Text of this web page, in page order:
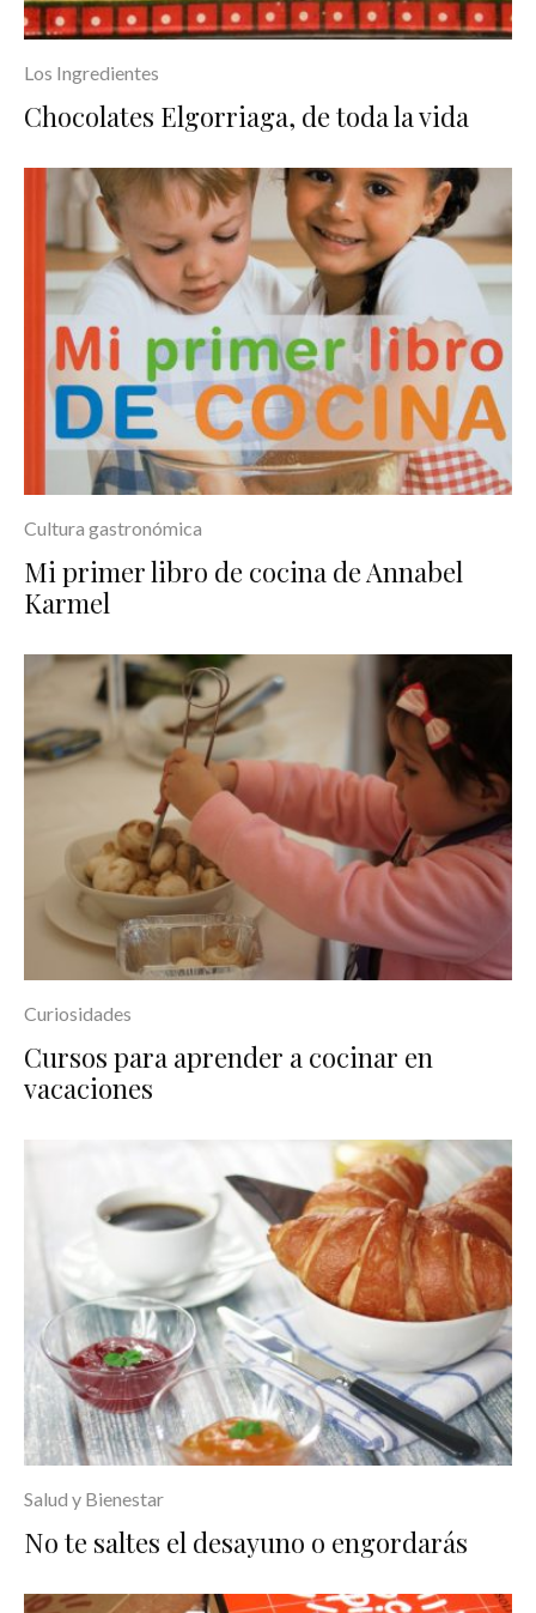
Los Ingredientes
Chocolates Elgorriaga, de toda la vida
Cultura gastronómica
Mi primer libro de cocina de Annabel
Karmel
Curiosidades
Cursos para aprender a cocinar en
vacaciones
Salud y Bienestar
No te saltes el desayuno o engordarás